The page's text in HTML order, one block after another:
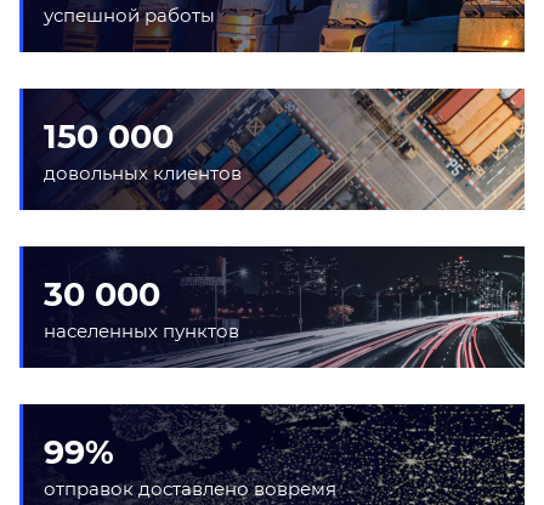
успешной работы
150 000
довольных клиентов
30 000
населенных пунктов
99%
отправок доставлено вовремя